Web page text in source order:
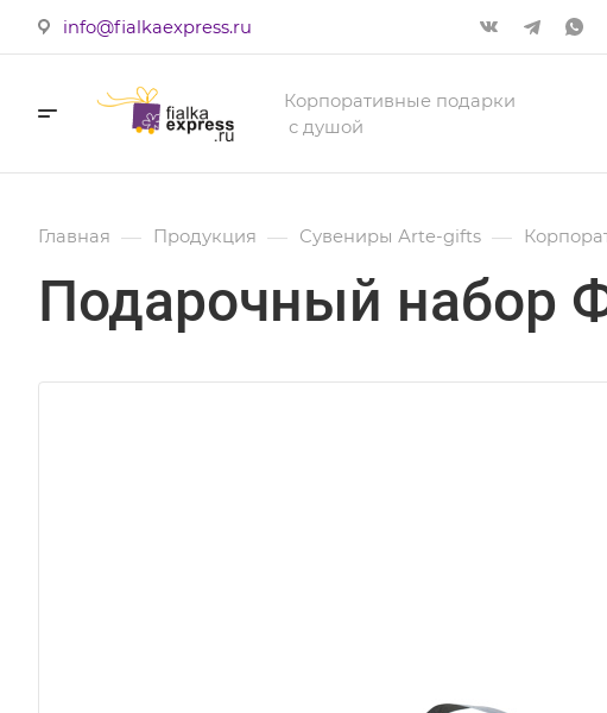
info@fialkaexpress.ru
Корпоративные подарки
с душой
Главная — Продукция — Сувениры Аrte-gifts —
Подарочный набор